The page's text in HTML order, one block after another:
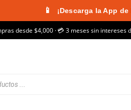
📱 ¡Descarga la App
desde $4,000 · 💳 3 meses sin